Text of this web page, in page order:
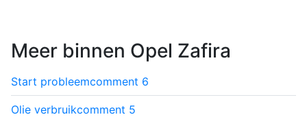
Meer binnen Opel Zafira
Start probleemcomment 6
Olie verbruikcomment 5